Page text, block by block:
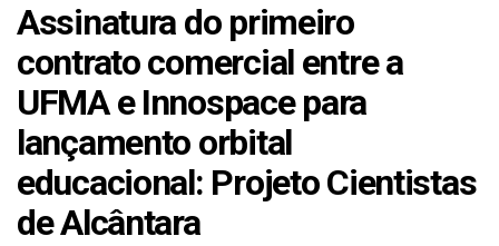
Assinatura do primeiro
contrato comercial entre a
UFMA e Innospace para
lançamento orbital
educacional: Projeto Cientistas
de Alcântara